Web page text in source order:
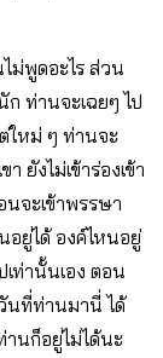
ม่พูดอะไร ส่วน
ท่านจะเฉยๆ ไป
ใหม่ ๆ ท่านจะ
ยังไม่เข้าร่องเข้า
จะเข้าพรรษา
ยู่ได้ องค์ไหนอยู่
ท่านั้นเอง ตอน
นที่ท่านมานี่ ได้
านก็อยู่ไม่ได้นะ